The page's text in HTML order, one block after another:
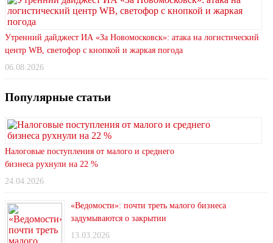
Утренний дайджест ИА «За Новомосковск»: атака на логистический
центр WB, светофор с кнопкой и жаркая погода
06.08.2026
Популярные статьи
Налоговые поступления от малого и среднего
бизнеса рухнули на 22 %
24.04.2026
«Ведомости»: почти треть малого бизнеса
задумываются о закрытии
13.03.2026